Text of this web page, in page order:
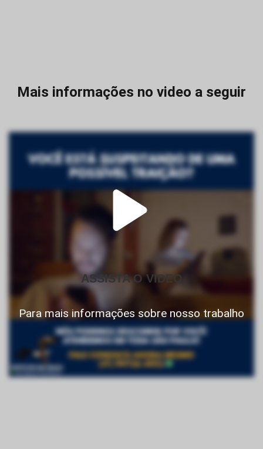
Mais informações no video a seguir
ASSISTA O VIDEO
Para mais informações sobre nosso trabalho